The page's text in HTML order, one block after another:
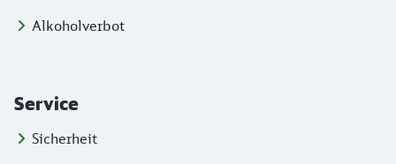
Alkoholverbot
Service
Sicherheit